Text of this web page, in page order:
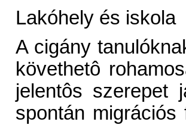
Lakóhely és iskola
A cigány
követhetô
jelentôs szerepet
spontán